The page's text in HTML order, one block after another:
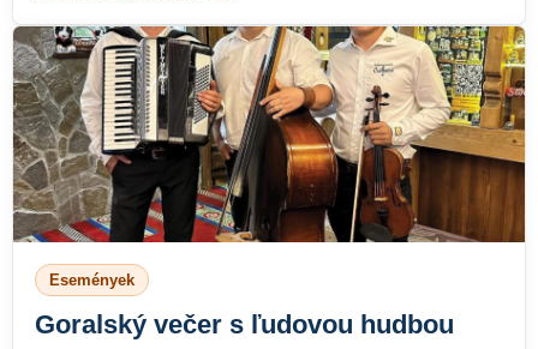
Események
Goralský večer s ľudovou hudbou